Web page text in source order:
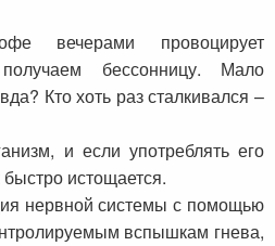
вечерами провоцирует
бессонницу. Мало
Кто хоть раз сталкивался –
и если употреблять его
истощается.
нервной системы с помощью
вспышкам гнева,